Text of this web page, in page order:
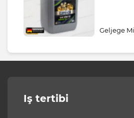
Geljege
Iş tertibi